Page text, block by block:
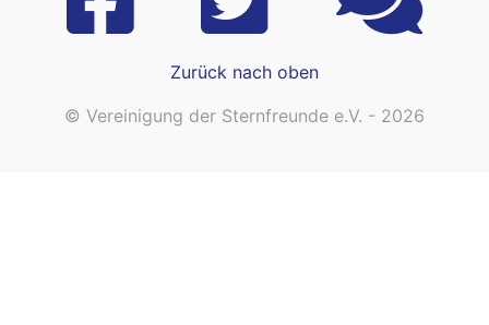
Zurück nach oben
© Vereinigung der Sternfreunde e.V. - 2026